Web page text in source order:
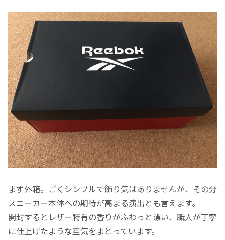
まず外箱。ごくシンプルで飾り気はありませんが、その分
スニーカー本体への期待が高まる演出とも言えます。
開封するとレザー特有の香りがふわっと漂い、職人が丁寧
に仕上げたような空気をまとっています。